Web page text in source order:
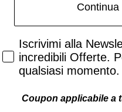
Accetta di ricevere
Iscrivimi alla
incredibili Offerte.
qualsiasi momento.
Coupon applicabile a